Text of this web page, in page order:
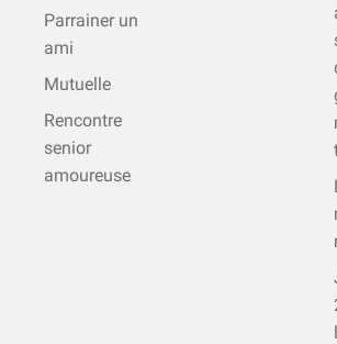
Parrainer un
ami
Mutuelle
Rencontre
senior
amoureuse